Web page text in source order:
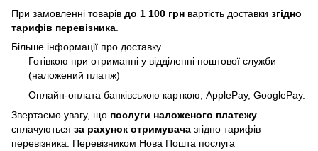
При замовленні товарів до 1 100 грн вартість доставки згідно
тарифів перевізника
Більше інформації про доставку
Готівкою при отриманні у відділенні поштової служби
(наложений платіж)
Онлайн-оплата банківською карткою, ApplePay, GooglePay.
Звертаємо увагу, що послуги наложеного платежу
сплачуються за рахунок отримувача згідно тарифів
перевізника. Перевізником Нова Пошта послуга